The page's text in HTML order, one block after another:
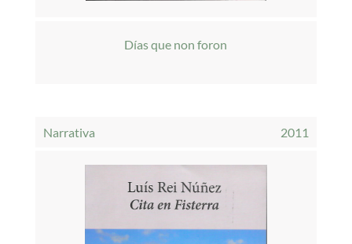
Días que non foron
Narrativa 2011